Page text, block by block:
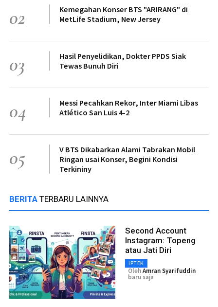
02
Kemegahan Konser BTS "ARIRANG" di
MetLife Stadium, New Jersey
03
Hasil Penyelidikan, Dokter PPDS Siak
Tewas Bunuh Diri
04
Messi Pecahkan Rekor, Inter Miami Libas
Atlético San Luis 4-2
05
V BTS Dikabarkan Alami Tabrakan Mobil
Ringan usai Konser, Begini Kondisi
Terkininy
BERITA TERBARU LAINNYA
Second Account
Instagram: Topeng
atau Jati Diri
IPTEK
OlehAmran Syarifuddin
baru saja